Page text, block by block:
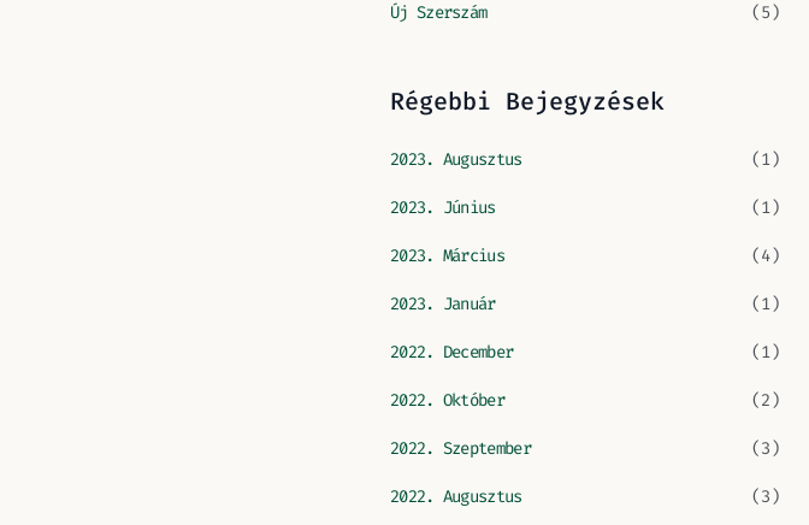
Új Szerszám (5)
Régebbi Bejegyzések
2023. Augusztus (1)
2023. Június (1)
2023. Március (4)
2023. Január (1)
2022. December (1)
2022. Október (2)
2022. Szeptember (3)
2022. Augusztus (3)